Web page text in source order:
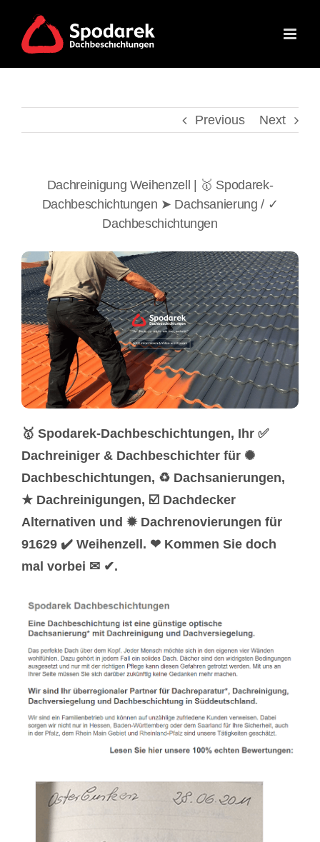
content
Previous Next
Dachreinigung Weihenzell | 🥇 Spodarek-
Dachbeschichtungen ➤ Dachsanierung / ✓
Dachbeschichtungen
🥇 Spodarek-Dachbeschichtungen, Ihr ✅
Dachreiniger & Dachbeschichter für ✺
Dachbeschichtungen, ♻ Dachsanierungen,
★ Dachreinigungen, ☑️ Dachdecker
Alternativen und ✹ Dachrenovierungen für
91629 ✔️ Weihenzell. ❤ Kommen Sie doch
mal vorbei ✉ ✔.